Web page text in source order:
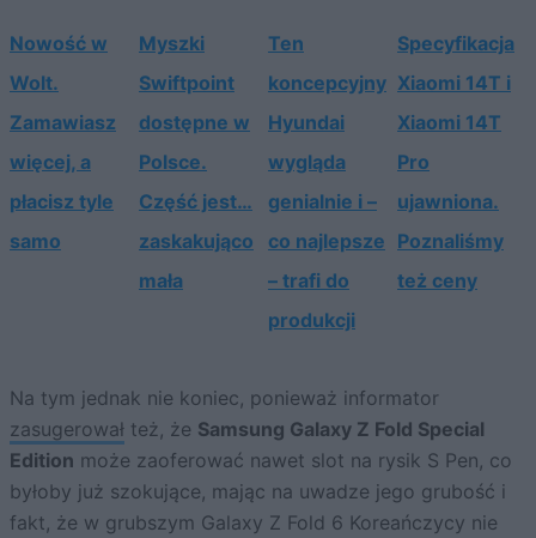
Nowość w
Wolt.
Zamawiasz
więcej, a
płacisz tyle
samo
Myszki
Swiftpoint
dostępne w
Polsce.
Część jest…
zaskakująco
mała
Ten
koncepcyjny
Hyundai
wygląda
genialnie i –
co najlepsze
– trafi do
produkcji
Specyfikacja
Xiaomi 14T i
Xiaomi 14T
Pro
ujawniona.
Poznaliśmy
też ceny
Na tym jednak nie koniec, ponieważ informator
zasugerował też, że Samsung Galaxy Z Fold Special
Edition może zaoferować nawet slot na rysik S Pen, co
byłoby już szokujące, mając na uwadze jego grubość i
fakt, że w grubszym Galaxy Z Fold 6 Koreańczycy nie